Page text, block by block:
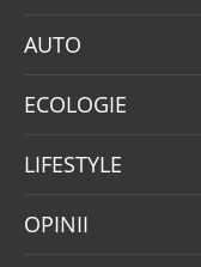
AUTO
ECOLOGIE
LIFESTYLE
OPINII